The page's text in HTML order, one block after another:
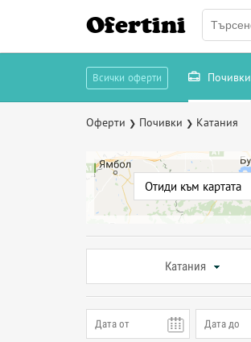
Ofertini
Всички оферти Почивки
Оферти ❯ Почивки ❯ Катания
Отиди към картата
Катания